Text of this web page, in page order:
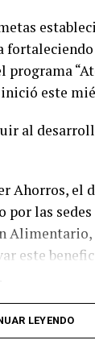
este
al
Ahorros,
las
este
que las
las sedes,
LEYENDO